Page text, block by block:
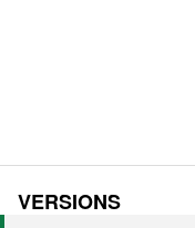
VERSIONS